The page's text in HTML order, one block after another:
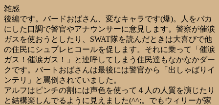
雑感
後編です。バードおばさん、変なキャラです(爆)。人をバカ
にした口調で警官やアナウンサーに意見します。警察が催涙
ガスを使おうとしたり、SWAT隊を読んだときは大喜びで他
の住民にシュプレヒコールを促します。それに乗って「催涙
ガス！催涙ガス！」と連呼してしまう住民達もなかなかダー
クです。バートおばさんは最後には警官から「出しゃばりイ
ンテリ」と罵倒されていました。
アルフはピンチの割には声色を使って４人の人質を演じたり
と結構楽しんでるように見えました(^^;。でもウィリーが家